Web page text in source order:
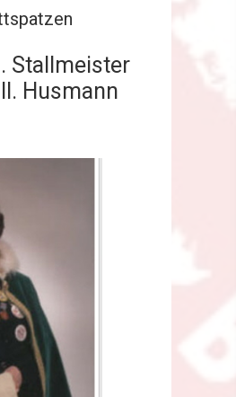
Stallmeister
Husmann